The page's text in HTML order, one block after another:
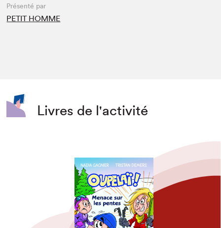
Présenté par
PETIT HOMME
Livres de l'activité